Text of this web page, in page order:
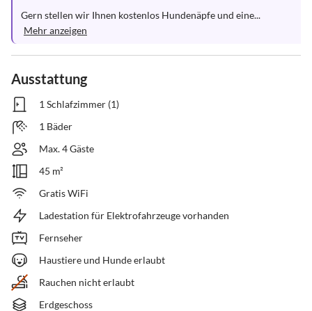
Gern stellen wir Ihnen kostenlos Hundenäpfe und eine...
Mehr anzeigen
Ausstattung
1 Schlafzimmer (1)
1 Bäder
Max. 4 Gäste
45 m²
Gratis WiFi
Ladestation für Elektrofahrzeuge vorhanden
Fernseher
Haustiere und Hunde erlaubt
Rauchen nicht erlaubt
Erdgeschoss